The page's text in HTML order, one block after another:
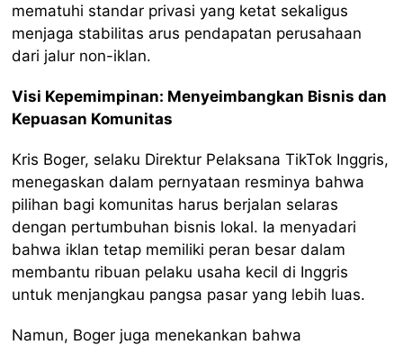
mematuhi standar privasi yang ketat sekaligus
menjaga stabilitas arus pendapatan perusahaan
dari jalur non-iklan.
Visi Kepemimpinan: Menyeimbangkan Bisnis dan
Kepuasan Komunitas
Kris Boger, selaku Direktur Pelaksana TikTok Inggris,
menegaskan dalam pernyataan resminya bahwa
pilihan bagi komunitas harus berjalan selaras
dengan pertumbuhan bisnis lokal. Ia menyadari
bahwa iklan tetap memiliki peran besar dalam
membantu ribuan pelaku usaha kecil di Inggris
untuk menjangkau pangsa pasar yang lebih luas.
Namun, Boger juga menekankan bahwa